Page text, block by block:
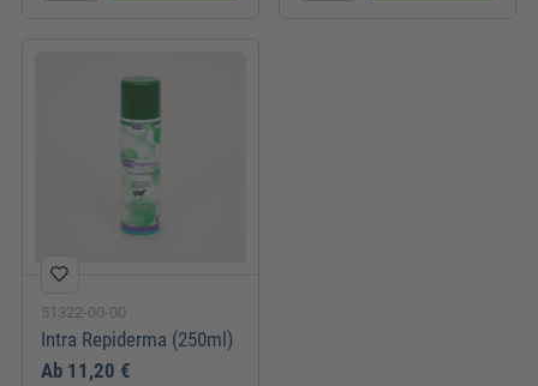
51322-00-00
Intra Repiderma (250ml)
Ab 11,20 €